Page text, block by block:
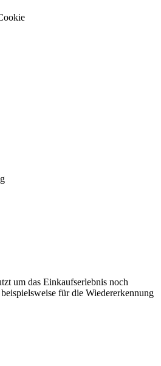
um das Einkaufserlebnis noch
für die Wiedererkennung